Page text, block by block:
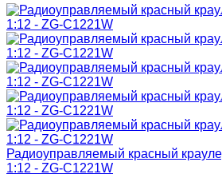
Радиоуправляемый красный
1:12 - ZG-C1221W